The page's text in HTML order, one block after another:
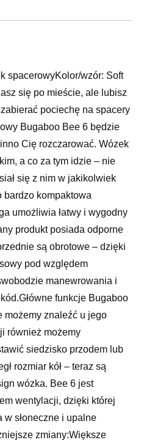
spacerowyKolor/wzór: Soft
się po mieście, ale lubisz
pociechę na spacery
Bugaboo Bee 6 będzie
Cię rozczarować. Wózek
a co za tym idzie – nie
się z nim w jakikolwiek
bardzo kompaktowa
umożliwia łatwy i wygodny
produkt posiada odporne
są obrotowe – dzięki
pod względem
manewrowania i
funkcje Bugaboo
możemy znaleźć u jego
również możemy
siedzisko przodem lub
rozmiar kół – teraz są
wózka. Bee 6 jest
wentylacji, dzięki której
w słoneczne i upalne
zmiany:Większe